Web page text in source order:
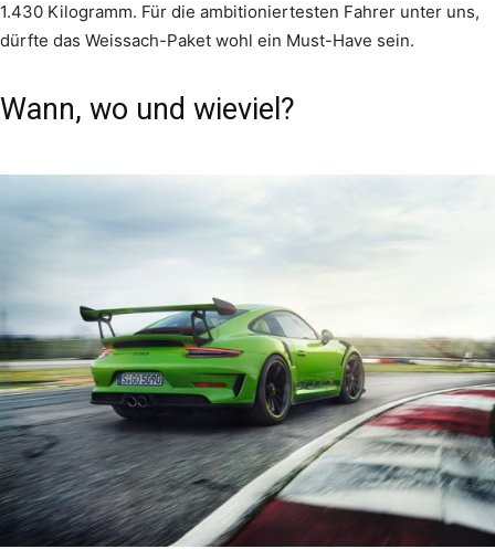
1.430 Kilogramm. Für die ambitioniertesten Fahrer unter uns,
dürfte das Weissach-Paket wohl ein Must-Have sein.
Wann, wo und wieviel?